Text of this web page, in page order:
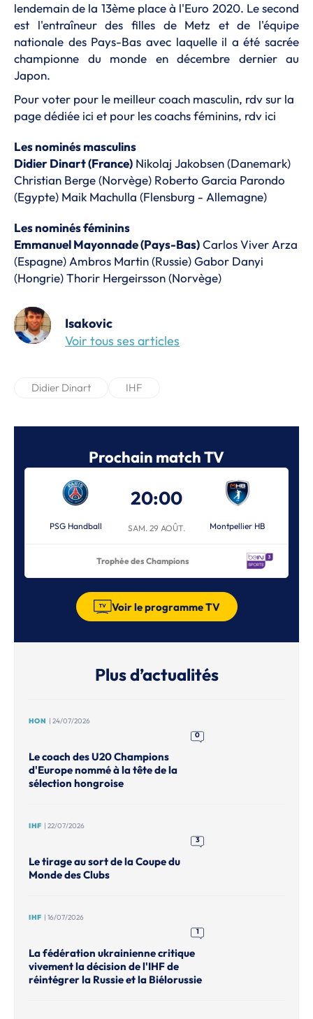
lendemain de la 13ème place à l'Euro 2020. Le second
est l'entraîneur des filles de Metz et de l'équipe
nationale des Pays-Bas avec laquelle il a été sacrée
championne du monde en décembre dernier au
Japon.
Pour voter pour le meilleur coach masculin, rdv sur la
page dédiée ici et pour les coachs féminins, rdv ici
Les nominés masculins
Didier Dinart (France) Nikolaj Jakobsen (Danemark)
Christian Berge (Norvège) Roberto Garcia Parondo
(Egypte) Maik Machulla (Flensburg - Allemagne)
Les nominés féminins
Emmanuel Mayonnade (Pays-Bas)Carlos Viver Arza
(Espagne) Ambros Martin (Russie) Gabor Danyi
(Hongrie) Thorir Hergeirsson (Norvège)
Isakovic
Voir tous ses articles
Didier Dinart IHF
Prochain match TV
PSG Handball
20:00
SAM. 29 AOÛT. Montpellier HB
Trophée des Champions
Voir le programme TV
Plus d’actualités
HON | 24/07/2026
0
Le coach des U20 Champions
d'Europe nommé à la tête de la
sélection hongroise
IHF | 22/07/2026
3
Le tirage au sort de la Coupe du
Monde des Clubs
IHF | 16/07/2026
1
La fédération ukrainienne critique
vivement la décision de l'IHF de
réintégrer la Russie et la Biélorussie